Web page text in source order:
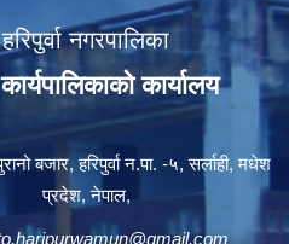
हरिपुर्वा नगरपालिका
कार्यालय
पुरानो बजार, हरिपुर्वा न.पा. -५, सर्लाही, मधेश
प्रदेश, नेपाल,